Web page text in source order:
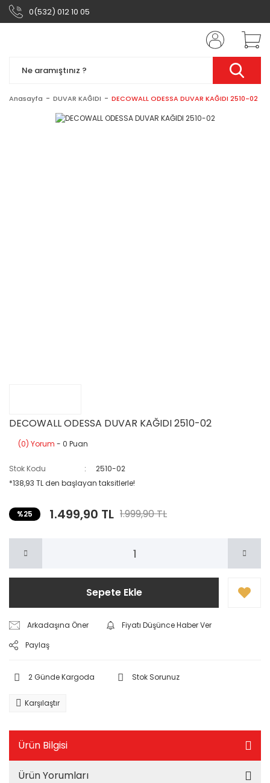
0(532) 012 10 05
Anasayfa DUVAR KAĞIDI DECOWALL ODESSA DUVAR KAĞIDI 2510-02
DECOWALL ODESSA DUVAR KAĞIDI 2510-02
(0) Yorum - 0 Puan
Stok Kodu
2510-02
*138,93 TL den başlayan taksitlerle!
%25 1.499,90 TL 1.999,90 TL
Sepete Ekle
Arkadaşına Öner
Fiyatı Düşünce Haber Ver
Paylaş
2 Günde Kargoda Stok Sorunuz
Karşılaştır
Ürün Bilgisi
Ürün Yorumları